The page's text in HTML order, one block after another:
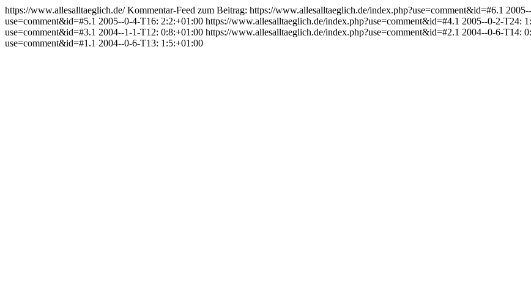
https://www.allesalltaeglich.de/Kommentar-Feed zum Beitrag: https://www.allesalltaeglich.de/index.php?use=comment&id=#6.1
use=comment&id=#5.1 2005--0-4-T16: 2:2:+01:00 https://www.allesalltaeglich.de/index.php?use=comment&id=#4.1 2005--0-2-T24:
use=comment&id=#3.1 2004--1-1-T12: 0:8:+01:00 https://www.allesalltaeglich.de/index.php?use=comment&id=#2.1 2004--0-6-T14:
use=comment&id=#1.1 2004--0-6-T13: 1:5:+01:00